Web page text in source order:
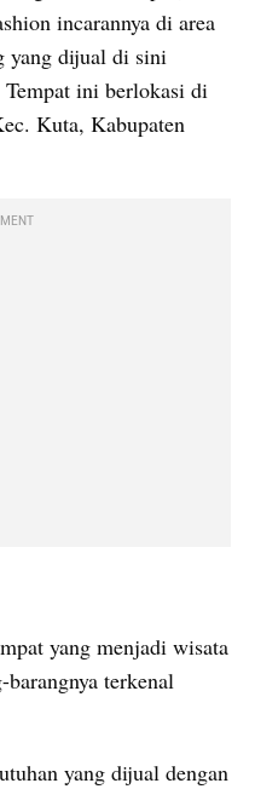
incarannya di area
yang dijual di sini
ini berlokasi di
Kuta, Kabupaten
yang menjadi wisata
terkenal
yang dijual dengan